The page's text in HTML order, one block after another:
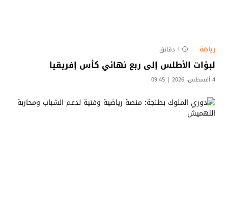
رياضة 1 دقائق
لبؤات الأطلس إلى ربع نهائي كأس إفريقيا
4 أغسطس، 2026 | 09:45